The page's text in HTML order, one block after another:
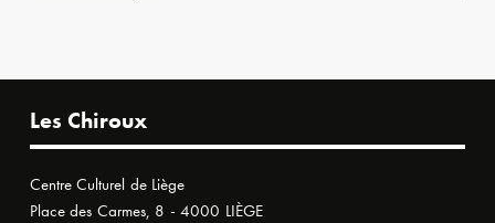
Les Chiroux
Centre Culturel de Liège
Place des Carmes, 8 - 4000 LIÈGE